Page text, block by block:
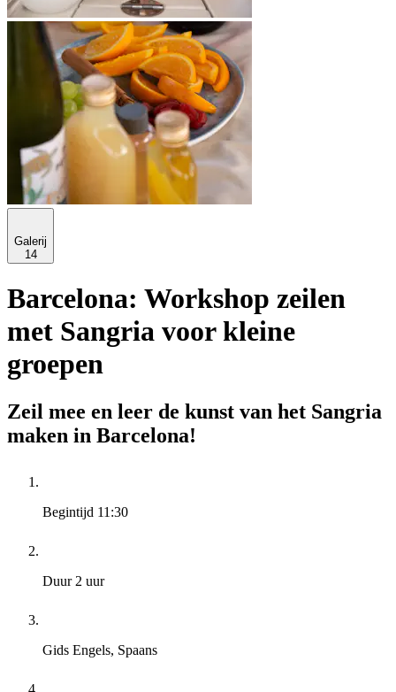
Galerij
14
Barcelona: Workshop zeilen
met Sangria voor kleine
groepen
Zeil mee en leer de kunst van het Sangria
maken in Barcelona!
Begintijd 11:30
Duur 2 uur
Gids Engels, Spaans